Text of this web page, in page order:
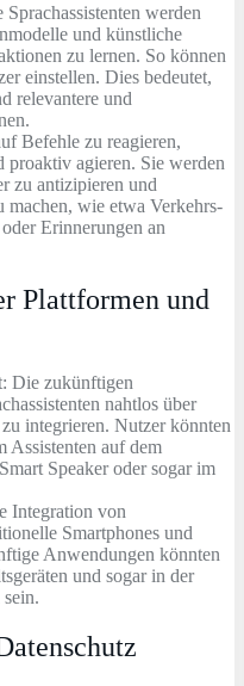
werden
und künstliche
zu lernen. So können
einstellen. Dies bedeutet,
relevantere und
Befehle zu reagieren,
proaktiv agieren. Sie werden
zu antizipieren und
machen, wie etwa Verkehrs-
Erinnerungen an
Plattformen und
Die zukünftigen
nahtlos über
integrieren. Nutzer könnten
Assistenten auf dem
Speaker oder sogar im
Integration von
Smartphones und
Anwendungen könnten
und sogar in der